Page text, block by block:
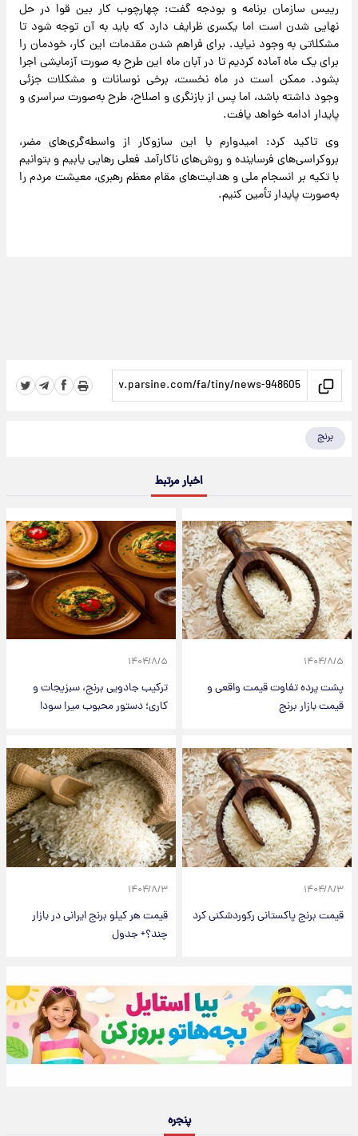
رییس سازمان برنامه و بودجه گفت: چهارچوب کار بین قوا در حل
نهایی شدن است اما یکسری ظرایف دارد که باید به آن توجه شود تا
مشکلاتی به وجود نیاید. برای فراهم شدن مقدمات این کار، خودمان را
برای یک ماه آماده کردیم تا در آبان ماه این طرح به صورت آزمایشی اجرا
‌بشود. ممکن است در ماه نخست، برخی نوسانات و مشکلات جزئی
وجود داشته باشد، اما پس از بازنگری و اصلاح، طرح به‌صورت سراسری و
پایدار ادامه خواهد یافت.
وی تاکید کرد: امیدوارم با این سازوکار از واسطه‌گری‌های مضر،
بروکراسی‌های فرساینده و روش‌های ناکارآمد فعلی رهایی یابیم و بتوانیم
با تکیه بر انسجام ملی و هدایت‌های مقام معظم رهبری، معیشت مردم را
به‌صورت پایدار تأمین کنیم.
برنج
اخبار مرتبط
۱۴۰۴/۸/۵
پشت پرده تفاوت قیمت واقعی و
قیمت بازار برنج
۱۴۰۴/۸/۵
ترکیب جادویی برنج، سبزیجات و
کاری؛ دستور محبوب میرا سودا
۱۴۰۴/۸/۳
قیمت برنج پاکستانی رکوردشکنی کرد
۱۴۰۴/۸/۳
قیمت هر کیلو برنج ایرانی در بازار
چند؟+ جدول
پنجره